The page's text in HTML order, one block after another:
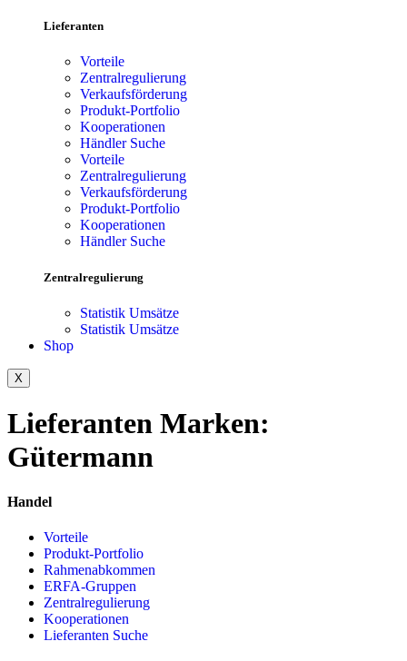
Lieferanten
Vorteile
Zentralregulierung
Verkaufsförderung
Produkt-Portfolio
Kooperationen
Händler Suche
Vorteile
Zentralregulierung
Verkaufsförderung
Produkt-Portfolio
Kooperationen
Händler Suche
Zentralregulierung
Statistik Umsätze
Statistik Umsätze
Shop
X
Lieferanten Marken:
Gütermann
Handel
Vorteile
Produkt-Portfolio
Rahmenabkommen
ERFA-Gruppen
Zentralregulierung
Kooperationen
Lieferanten Suche